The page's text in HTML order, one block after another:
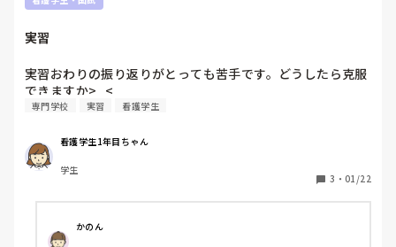
実習
実習おわりの振り返りがとっても苦手です。どうしたら克服
できますか>_<
専門学校 実習 看護学生
看護学生1年目ちゃん
学生
3 ・ 01/22
かのん